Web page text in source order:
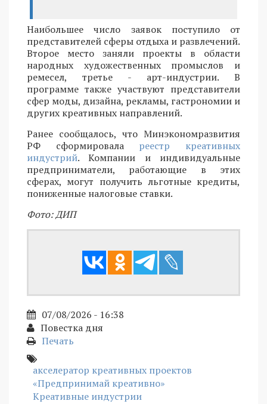
Наибольшее число заявок поступило от
представителей сферы отдыха и развлечений.
Второе место заняли проекты в области
народных художественных промыслов и
ремесел, третье - арт-индустрии. В
программе также участвуют представители
сфер моды, дизайна, рекламы, гастрономии и
других креативных направлений.
Ранее сообщалось, что Минэкономразвития
РФ сформировала реестр креативных
индустрий. Компании и индивидуальные
предприниматели, работающие в этих
сферах, могут получить льготные кредиты,
пониженные налоговые ставки.
Фото: ДИП
07/08/2026 - 16:38
Повестка дня
Печать
акселератор креативных проектов
«Предпринимай креативно»
Креативные индустрии